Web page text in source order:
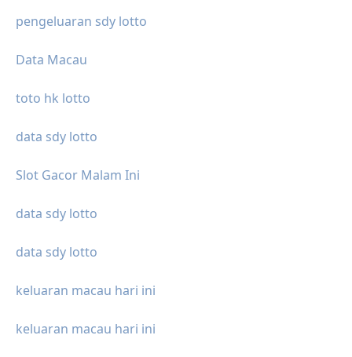
pengeluaran sdy lotto
Data Macau
toto hk lotto
data sdy lotto
Slot Gacor Malam Ini
data sdy lotto
data sdy lotto
keluaran macau hari ini
keluaran macau hari ini